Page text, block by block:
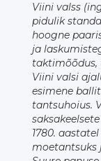
Viini valss
pidulik
hoogne
ja
taktimõõdus,
Viini valsi
esimene
tantsuhoius.
1780.
moetantsuks